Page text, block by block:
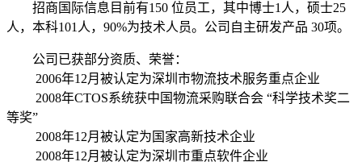
招商国际信息目前有150 位员工，其中博士1人，硕士25
人，本科101人，90%为技术人员。公司自主研发产品 30项。
公司已获部分资质、荣誉：
2006年12月被认定为深圳市物流技术服务重点企业
2008年CTOS系统获中国物流采购联合会 “科学技术奖二
等奖”
2008年12月被认定为国家高新技术企业
2008年12月被认定为深圳市重点软件企业